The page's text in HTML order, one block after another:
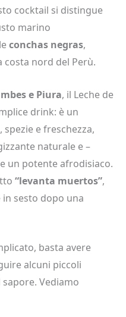
cocktail si distingue
marino
conchas negras,
nord del Perù.
e Piura, il Leche de
drink: è un
e freschezza,
naturale e –
un potente afrodisiaco.
“levanta muertos”,
sesto dopo una
basta avere
alcuni piccoli
Vediamo